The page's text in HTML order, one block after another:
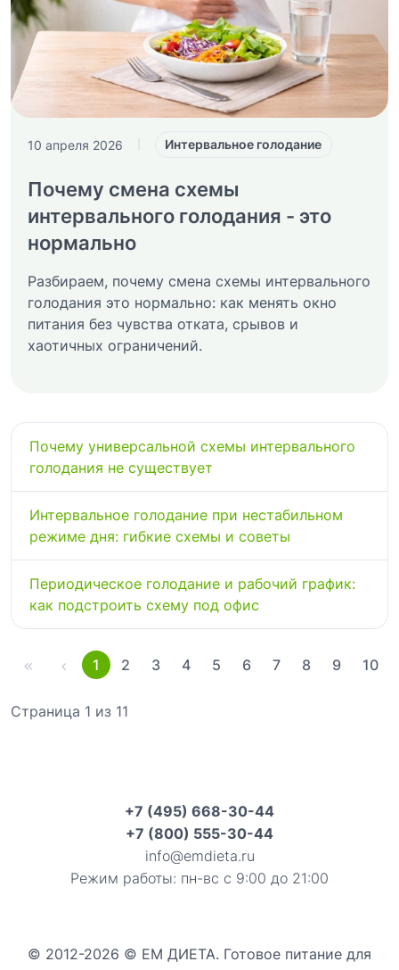
10 апреля 2026 Интервальное голодание
Почему смена схемы
интервального голодания - это
нормально
Разбираем, почему смена схемы интервального
голодания это нормально: как менять окно
питания без чувства отката, срывов и
хаотичных ограничений.
Почему универсальной схемы интервального
голодания не существует
Интервальное голодание при нестабильном
режиме дня: гибкие схемы и советы
Периодическое голодание и рабочий график:
как подстроить схему под офис
1 2 3 4 5 6 7 8 9 10
Страница 1 из 11
+7 (495) 668-30-44
+7 (800) 555-30-44
info@emdieta.ru
Режим работы: пн-вс с 9:00 до 21:00
© 2012-2026 © ЕМ ДИЕТА. Готовое питание для